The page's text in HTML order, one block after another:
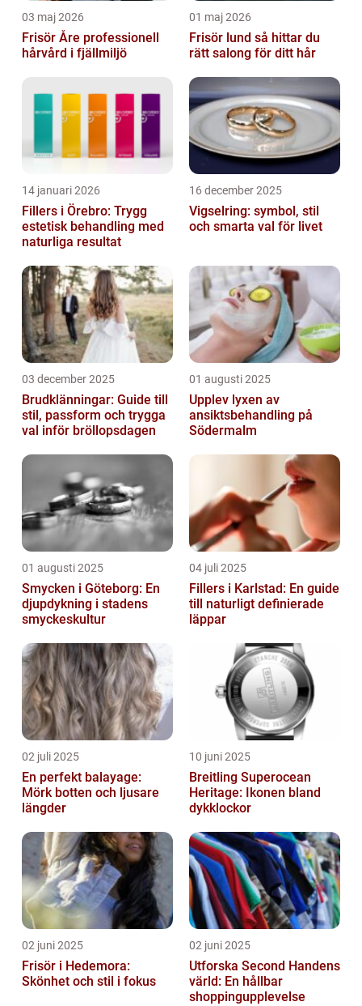
03 maj 2026
Frisör Åre professionell
hårvård i fjällmiljö
01 maj 2026
Frisör lund så hittar du
rätt salong för ditt hår
14 januari 2026
Fillers i Örebro: Trygg
estetisk behandling med
naturliga resultat
16 december 2025
Vigselring: symbol, stil
och smarta val för livet
03 december 2025
Brudklänningar: Guide till
stil, passform och trygga
val inför bröllopsdagen
01 augusti 2025
Upplev lyxen av
ansiktsbehandling på
Södermalm
01 augusti 2025
Smycken i Göteborg: En
djupdykning i stadens
smyckeskultur
04 juli 2025
Fillers i Karlstad: En guide
till naturligt definierade
läppar
02 juli 2025
En perfekt balayage:
Mörk botten och ljusare
längder
10 juni 2025
Breitling Superocean
Heritage: Ikonen bland
dykklockor
02 juni 2025
Frisör i Hedemora:
Skönhet och stil i fokus
02 juni 2025
Utforska Second Handens
värld: En hållbar
shoppingupplevelse